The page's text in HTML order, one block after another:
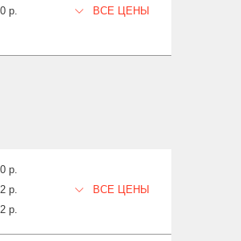
р. ВСЕ ЦЕНЫ
р.
р.
р.
ВСЕ ЦЕНЫ